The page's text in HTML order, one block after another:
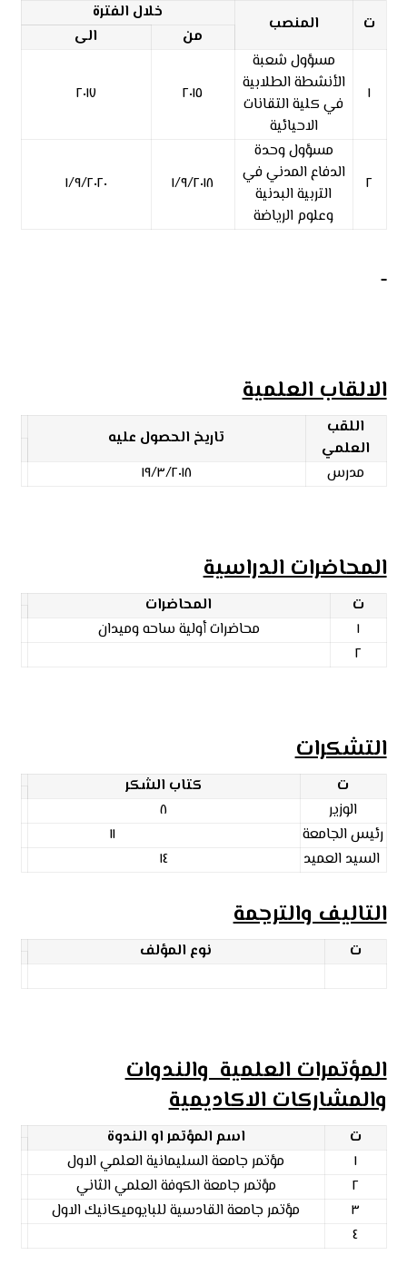
ت المنصب
خلال الفترة
من
الى
١
مسؤول شعبة
الأنشطة الطلابية
في كلية التقانات
الاحيائية
٢٠١٥ ٢٠١٧
٢
مسؤول وحدة
الدفاع المدني في
التربية البدنية
وعلوم الرياضة
١/٩/٢٠١٨ ١/٩/٢٠٢٠
الالقاب العلمية
اللقب
العلمي
تاريخ الحصول عليه
مدرس
١٩/٣/٢٠١٨
المحاضرات الدراسية
ت
المحاضرات
١
محاضرات أولية ساحه وميدان
٢
التشكرات
ت
كتاب الشكر
الوزير
٨
رئيس الجامعة
السيد العميد
١٤
التاليف والترجمة
ت نوع المؤلف
المؤتمرات العلمية والندوات
والمشاركات الاكاديمية
ت
اسم المؤتمر او الندوة
١
مؤتمر جامعة السليمانية العلمي الاول
٢
مؤتمر جامعة الكوفة العلمي الثاني
٣
مؤتمر جامعة القادسية للبايوميكانيك الاول
٤